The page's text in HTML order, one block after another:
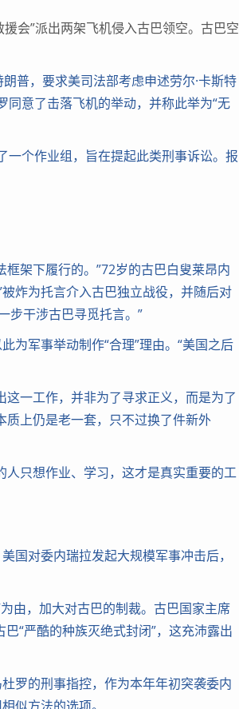
会”派出两架飞机侵入古巴领空。古巴空
朗普，要求美司法部考虑申述劳尔·卡斯特
同意了击落飞机的举动，并称此举为“无
个作业组，旨在提起此类刑事诉讼。报
架下履行的。”72岁的古巴白叟莱昂内
炸为托言介入古巴独立战役，并随后对
步干涉古巴寻觅托言。”
军事举动制作“合理”理由。“美国之后
一工作，并非为了寻求正义，而是为了
质上仍是老一套，只不过换了件新外
只想作业、学习，这才是真实重要的工
对委内瑞拉发起大规模军事冲击后，
由，加大对古巴的制裁。古巴国家主席
“严酷的种族灭绝式封闭”，这充沛露出
罗的刑事指控，作为本年年初突袭委内